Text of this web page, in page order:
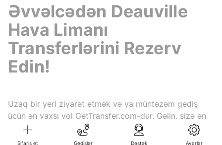
Sifariş et Gedişlər Dəstək Ayarlar
Əvvəlcədən Deauville
Hava Limanı
Transferlərini Rezerv
Edin!
Uzaq bir yeri ziyarət etmək və ya müntəzəm gediş
üçün ən yaxşı yol GetTransfer.com-dur. Gəlin, sizə ən
cazibədar qiymətləri tapmağa kömək edək.